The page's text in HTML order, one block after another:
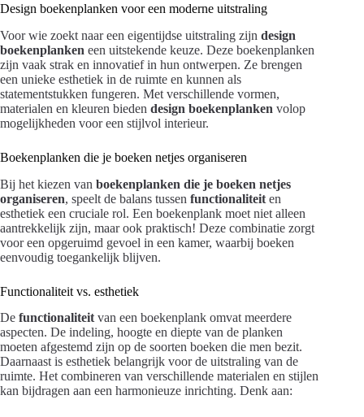
Design boekenplanken voor een moderne uitstraling
Voor wie zoekt naar een eigentijdse uitstraling zijn design
boekenplanken een uitstekende keuze. Deze boekenplanken
zijn vaak strak en innovatief in hun ontwerpen. Ze brengen
een unieke esthetiek in de ruimte en kunnen als
statementstukken fungeren. Met verschillende vormen,
materialen en kleuren bieden design boekenplanken volop
mogelijkheden voor een stijlvol interieur.
Boekenplanken die je boeken netjes organiseren
Bij het kiezen van boekenplanken die je boeken netjes
organiseren, speelt de balans tussen functionaliteit en
esthetiek een cruciale rol. Een boekenplank moet niet alleen
aantrekkelijk zijn, maar ook praktisch! Deze combinatie zorgt
voor een opgeruimd gevoel in een kamer, waarbij boeken
eenvoudig toegankelijk blijven.
Functionaliteit vs. esthetiek
De functionaliteit van een boekenplank omvat meerdere
aspecten. De indeling, hoogte en diepte van de planken
moeten afgestemd zijn op de soorten boeken die men bezit.
Daarnaast is esthetiek belangrijk voor de uitstraling van de
ruimte. Het combineren van verschillende materialen en stijlen
kan bijdragen aan een harmonieuze inrichting. Denk aan: